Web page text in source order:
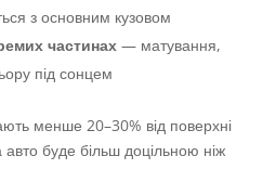
з основним кузовом
частинах — матування,
під сонцем
менше 20–30% від поверхні
авто буде більш доцільною ніж